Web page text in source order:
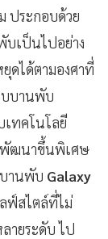
ประกอบด้วย
บเป็นไปอย่าง
ดได้ตามองศาที่
บานพับ
เทคโนโลยี
พัฒนาขึ้นพิเศษ
านพับ Galaxy
ฟ์สไตล์ที่ไม่
ายระดับ ไป